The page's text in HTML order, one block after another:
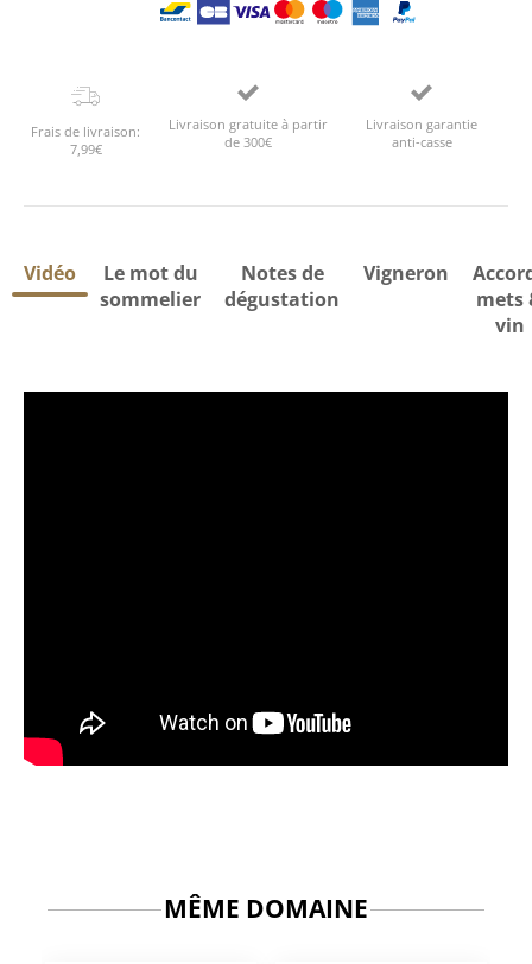
Frais de livraison:
7,99€
Livraison gratuite à partir
de 300€
Livraison garantie
anti-casse
Vidéo
Le mot du
sommelier
Notes de
dégustation
Vigneron
mets
vin
MÊME DOMAINE